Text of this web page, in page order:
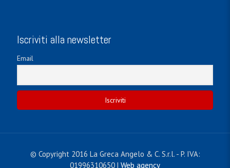
Iscriviti alla newsletter
Email
© Copyright 2016 La Greca Angelo & C. S.r.l. - P. IVA:
01996310650 | Web agency